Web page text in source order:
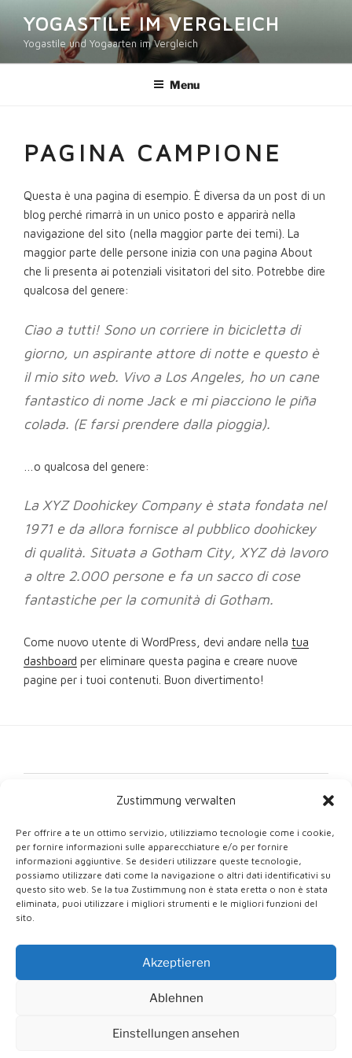
Zustimmung verwalten
Per offrire a te un ottimo servizio, utilizziamo tecnologie come i cookie,
per fornire informazioni sulle apparecchiature e/o per fornire
informazioni aggiuntive. Se desideri utilizzare queste tecnologie,
possiamo utilizzare dati come la navigazione o altri dati identificativi su
questo sito web. Se la tua Zustimmung non è stata eretta o non è stata
eliminata, puoi utilizzare i migliori strumenti e le migliori funzioni del
sito.
Akzeptieren
Ablehnen
Einstellungen ansehen
contenuto
YOGASTILE IM VERGLEICH
Yogastile und Yogaarten im Vergleich
Menu
PAGINA CAMPIONE
Questa è una pagina di esempio. È diversa da un post di un
blog perché rimarrà in un unico posto e apparirà nella
navigazione del sito (nella maggior parte dei temi). La
maggior parte delle persone inizia con una pagina About
che li presenta ai potenziali visitatori del sito. Potrebbe dire
qualcosa del genere:
Ciao a tutti! Sono un corriere in bicicletta di
giorno, un aspirante attore di notte e questo è
il mio sito web. Vivo a Los Angeles, ho un cane
fantastico di nome Jack e mi piacciono le piña
colada. (E farsi prendere dalla pioggia).
…o qualcosa del genere:
La XYZ Doohickey Company è stata fondata nel
1971 e da allora fornisce al pubblico doohickey
di qualità. Situata a Gotham City, XYZ dà lavoro
a oltre 2.000 persone e fa un sacco di cose
fantastiche per la comunità di Gotham.
Come nuovo utente di WordPress, devi andare nella tua
dashboard per eliminare questa pagina e creare nuove
pagine per i tuoi contenuti. Buon divertimento!
Protezione dei dati
Direttiva sui cookie (UE)
Orgogliosamente alimentato da WordPress